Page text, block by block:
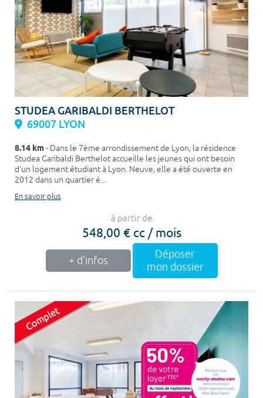
STUDEA GARIBALDI BERTHELOT
69007 LYON
8.14 km- Dans le 7ème arrondissement de Lyon, la résidence
Studea Garibaldi Berthelot accueille les jeunes qui ont besoin
d'un logement étudiant à Lyon. Neuve, elle a été ouverte en
2012 dans un quartier é...
En savoir plus
à partir de
548,00 € cc / mois
+ d'infos
Déposer
mon dossier